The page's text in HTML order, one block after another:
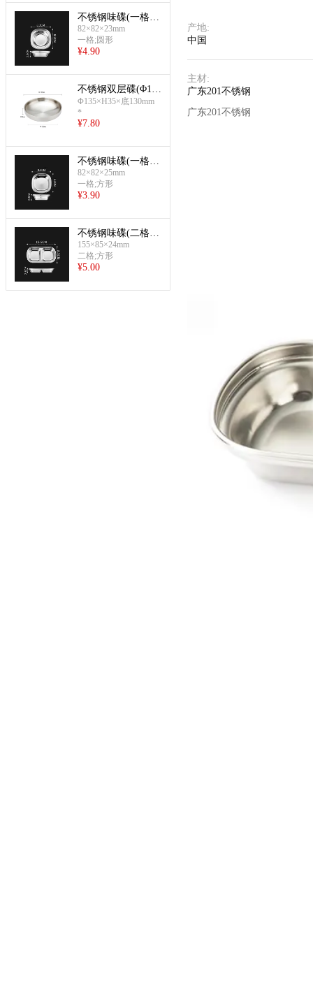
不锈钢味碟(一格圆
形)
82×82×23mm
一格;圆形
¥4.90
不锈钢双层碟(Φ135
mm-砂光)
Φ135×H35×底130mm
*
¥7.80
不锈钢味碟(一格方
形)
82×82×25mm
一格;方形
¥3.90
不锈钢味碟(二格方
形)
155×85×24mm
二格;方形
¥5.00
产地:
中国
主材:
广东201不锈钢
广东201不锈钢